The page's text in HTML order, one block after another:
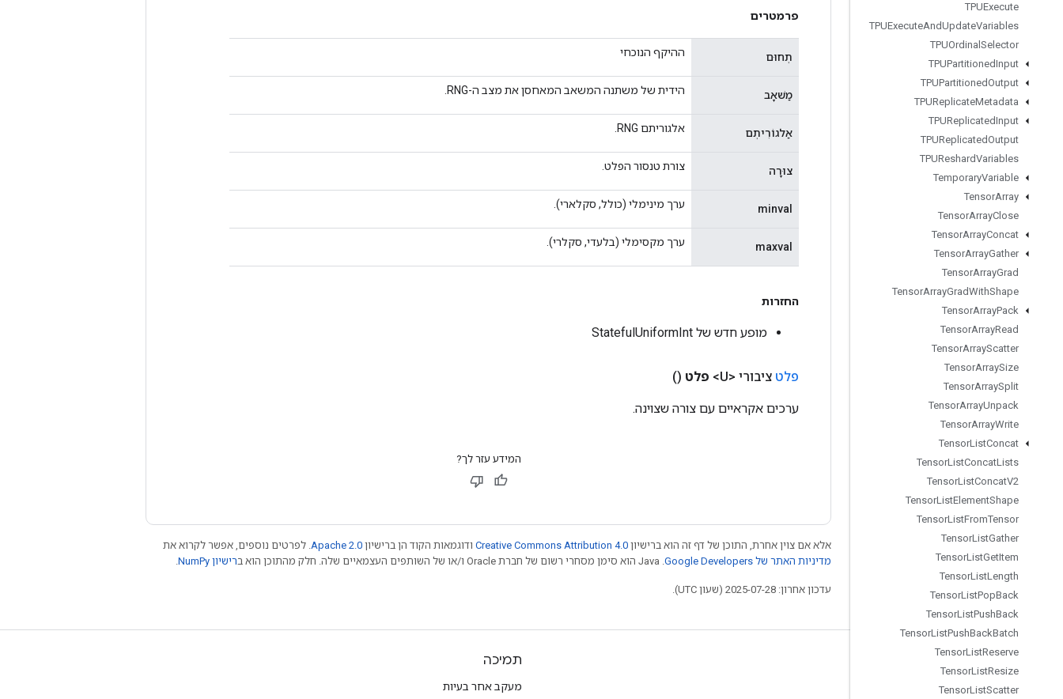
TPUExecute
TPUExecuteAndUpdateVariables
TPUOrdinal Selector
TPUPartitionedInput
TPUPartitionedOutput
TPUReplicateMetadata
TPUReplicatedInput
TPUReplicatedOutput
TPUReshardVariables
TemporaryVariable
TensorArray
TensorArrayClose
TensorArrayConcat
TensorArrayGather
TensorArrayGrad
TensorArrayGradWithShape
TensorArrayPack
TensorArrayRead
TensorArrayScatter
TensorArraySize
TensorArraySplit
TensorArrayUnpack
TensorArrayWrite
TensorListConcat
TensorListConcatLists
TensorListConcatV2
TensorListElementShape
TensorListFromTensor
TensorListGather
TensorListGetItem
TensorListLength
TensorListPopBack
TensorListPushBack
TensorListPushBackBatch
TensorListReserve
TensorListResize
TensorListScatter
פרמטרים
תְחוּם ההיקף הנוכחי
מַשׁאָב הידית של משתנה המשאב המאחסן את מצב ה-RNG.
אַלגוֹרִיתְם אלגוריתם RNG.
צוּרָה צורת טנסור הפלט.
minval ערך מינימלי (כולל, סקלארי).
maxval ערך מקסימלי (בלעדי, סקלרי).
החזרות
מופע חדש של StatefulUniformInt
פלט ציבורי <U> פלט ()
ערכים אקראיים עם צורה שצוינה.
המידע עזר לך?
אלא אם צוין אחרת, התוכן של דף זה הוא ברישיון Creative Commons Attribution 4.0 ודוגמאות הקוד הן ברישיון Apache 2.0 . לפרטים נוספים, אפשר לקרוא את
מדיניות האתר של Google Developers‏
רישיון NumPy‏
עדכון אחרון: 2025-07-28 (שעון UTC).
לא להתנתק תמיכה
מעקב אחר בעיות